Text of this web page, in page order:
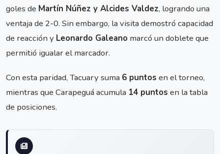
goles de Martín Núñez y Alcides Valdez, logrando una
ventaja de 2-0. Sin embargo, la visita demostró capacidad
de reacción y Leonardo Galeano marcó un doblete que
permitió igualar el marcador.
Con esta paridad, Tacuary suma 6 puntos en el torneo,
mientras que Carapeguá acumula 14 puntos en la tabla
de posiciones.